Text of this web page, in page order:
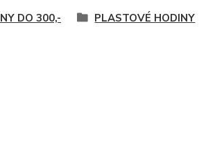
DO 300,- PLASTOVÉ HODINY